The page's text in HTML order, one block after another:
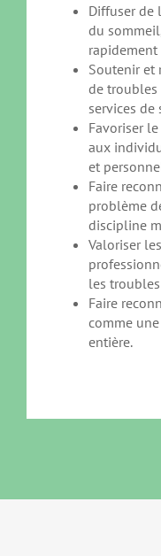
Diffuser de
du
rapidement
Soutenir et
de troubles
services
Favoriser
aux
et
Faire
problème
discipline
Valoriser
les
Faire
comme
entière.